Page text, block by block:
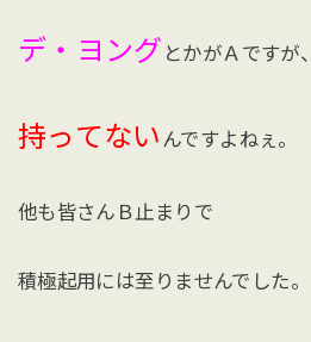
デ・ヨング とかがＡですが、
持ってない んですよねぇ。
他も皆さんＢ止まりで
積極起用には至りませんでした。